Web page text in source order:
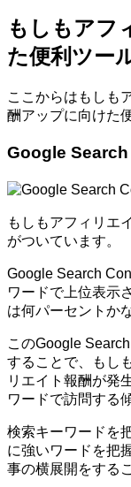
もしもアフ
た便利ツー
ここからはもしも
酬アップに向けた
Google
もしもアフィリエ
がついています。
Google Search
ワードで上位表示
は何パーセントか
このGoogle
することで、もし
リエイト報酬が発
ワードで訪問する
検索キーワードを
に強いワードを把
事の横展開をする